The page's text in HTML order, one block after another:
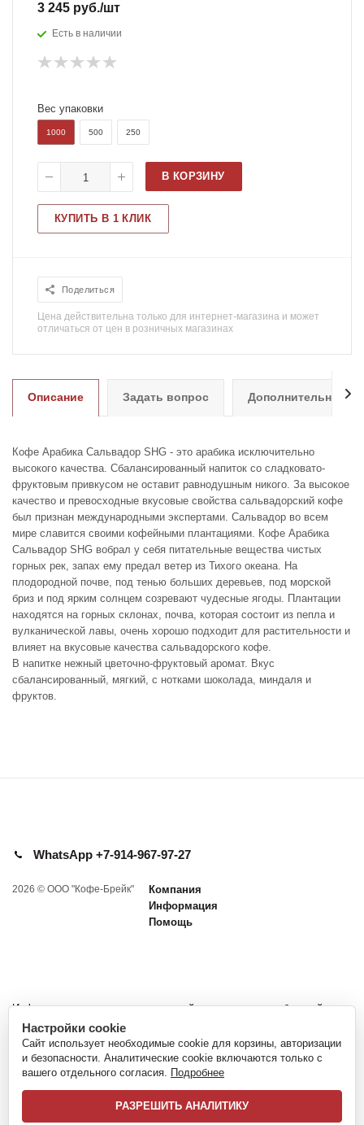
3 245 руб./шт
Есть в наличии
Вес упаковки
1000 500 250
В КОРЗИНУ
КУПИТЬ В 1 КЛИК
Поделиться
Цена действительна только для интернет-магазина и может
отличаться от цен в розничных магазинах
Описание Задать вопрос Дополнительно
Кофе Арабика Сальвадор SHG - это арабика исключительно
высокого качества. Сбалансированный напиток со сладковато-
фруктовым привкусом не оставит равнодушным никого. За высокое
качество и превосходные вкусовые свойства сальвадорский кофе
был признан международными экспертами. Сальвадор во всем
мире славится своими кофейными плантациями. Кофе Арабика
Сальвадор SHG вобрал у себя питательные вещества чистых
горных рек, запах ему предал ветер из Тихого океана. На
плодородной почве, под тенью больших деревьев, под морской
бриз и под ярким солнцем созревают чудесные ягоды. Плантации
находятся на горных склонах, почва, которая состоит из пепла и
вулканической лавы, очень хорошо подходит для растительности и
влияет на вкусовые качества сальвадорского кофе.
В напитке нежный цветочно-фруктовый аромат. Вкус
сбалансированный, мягкий, с нотками шоколада, миндаля и
фруктов.
WhatsApp +7-914-967-97-27
2026 © ООО "Кофе-Брейк"
Компания
Информация
Помощь
Информация представленная на сайте не является публичной
офертой и носит информационный характер.
*Nespresso и Неспрессо - зарегистрированные товарные знаки Société
des Produits Nestlé S.A.
www.flame-coffee.ru и компанией ООО "Кофе-Брейк".
Настройки cookie
Сайт использует необходимые cookie для корзины, авторизации
и безопасности. Аналитические cookie включаются только с
вашего отдельного согласия. Подробнее
РАЗРЕШИТЬ АНАЛИТИКУ